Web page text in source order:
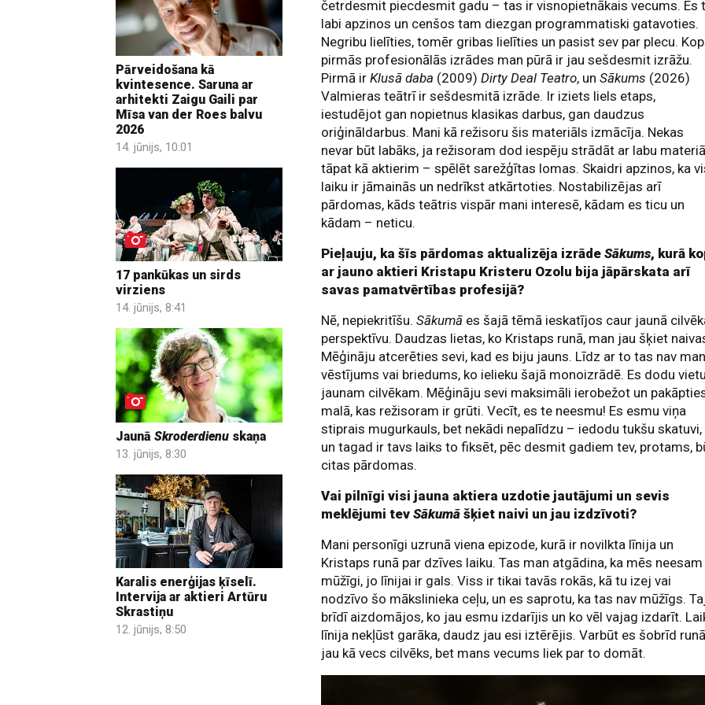
Pārveidošana kā
kvintesence. Saruna ar
arhitekti Zaigu Gaili par
Mīsa van der Roes balvu
2026
14. jūnijs, 10:01
17 pankūkas un sirds
virziens
14. jūnijs, 8:41
Jaunā Skroderdienu skaņa
13. jūnijs, 8:30
Karalis enerģijas ķīselī.
Intervija ar aktieri Artūru
Skrastiņu
12. jūnijs, 8:50
četrdesmit piecdesmit gadu – tas ir visnopietnākais vecums. Es
labi apzinos un cenšos tam diezgan programmatiski gatavoties.
Negribu lielīties, tomēr gribas lielīties un pasist sev par plecu.
pirmās profesionālās izrādes man pūrā ir jau sešdesmit izrāžu.
Pirmā irKlusā daba (2009)Dirty Deal Teatro, unSākums (2026)
Valmieras teātrī ir sešdesmitā izrāde. Ir iziets liels etaps,
iestudējot gan nopietnus klasikas darbus, gan daudzus
oriģināldarbus. Mani kā režisoru šis materiāls izmācīja. Nekas
nevar būt labāks, ja režisoram dod iespēju strādāt ar labu
tāpat kā aktierim – spēlēt sarežģītas lomas. Skaidri apzinos, ka
laiku ir jāmainās un nedrīkst atkārtoties. Nostabilizējas arī
pārdomas, kāds teātris vispār mani interesē, kādam es ticu un
kādam – neticu.
Pieļauju, ka šīs pārdomas aktualizēja izrādeSākums, kurā
ar jauno aktieri Kristapu Kristeru Ozolu bija jāpārskata arī
savas pamatvērtības profesijā?
Nē, nepiekritīšu.Sākumā es šajā tēmā ieskatījos caur jaunā
perspektīvu. Daudzas lietas, ko Kristaps runā, man jau šķiet
Mēģināju atcerēties sevi, kad es biju jauns. Līdz ar to tas nav
vēstījums vai briedums, ko ielieku šajā monoizrādē. Es dodu vietu
jaunam cilvēkam. Mēģināju sevi maksimāli ierobežot un
malā, kas režisoram ir grūti. Vecīt, es te neesmu! Es esmu viņa
stiprais mugurkauls, bet nekādi nepalīdzu – iedodu tukšu skatuvi,
un tagad ir tavs laiks to fiksēt, pēc desmit gadiem tev, protams,
citas pārdomas.
Vai pilnīgi visi jauna aktiera uzdotie jautājumi un sevis
meklējumi tevSākumā šķiet naivi un jau izdzīvoti?
Mani personīgi uzrunā viena epizode, kurā ir novilkta līnija un
Kristaps runā par dzīves laiku. Tas man atgādina, ka mēs neesam
mūžīgi, jo līnijai ir gals. Viss ir tikai tavās rokās, kā tu izej vai
nodzīvo šo mākslinieka ceļu, un es saprotu, ka tas nav mūžīgs.
brīdī aizdomājos, ko jau esmu izdarījis un ko vēl vajag izdarīt.
līnija nekļūst garāka, daudz jau esi iztērējis. Varbūt es šobrīd
jau kā vecs cilvēks, bet mans vecums liek par to domāt.